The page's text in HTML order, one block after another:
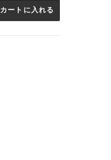
カートに入れる